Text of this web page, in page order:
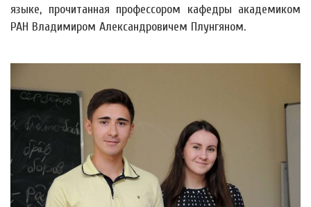
языке, прочитанная профессором кафедры академиком
РАН Владимиром Александровичем Плунгяном.